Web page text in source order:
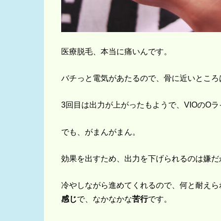
医療脱毛、本当に痛いんです。
バチっと電気があたるので、骨に近いとこ
3回目は出力が上がったもようで、VIOのOラ
でも、がまんがまん。
効果を出すため、出力を下げられるのは嫌
冷やしながら進めてくれるので、何と耐え
感じで、なかなかな苦行です。